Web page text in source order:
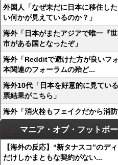
外国人「なぜ未だに日本に移住し
い何かが見えているのか？」
海外「日本がまたアジアで唯一『
市がある国となったぞ」
海外「Redditで避けた方が良いフ
本関連のフォーラムの殆ど...
海外10代「日本を好意的に見てい
票結果がこちら」
海外「消火栓もフェイクだから消
マニア・オブ・フットボ
【海外の反応】“新タナスコ”のデ
だけしかまともな契約がない...